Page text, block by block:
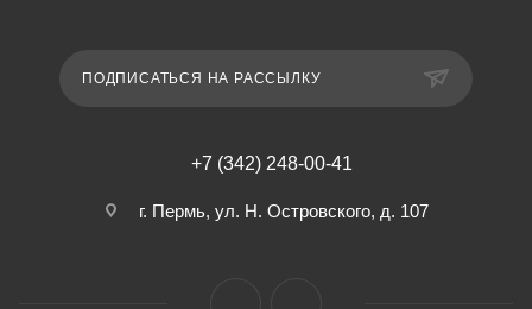
ПОДПИСАТЬСЯ НА РАССЫЛКУ
+7 (342) 248-00-41
г. Пермь, ул. Н. Островского, д. 107